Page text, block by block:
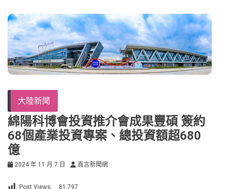
大陸新聞
綿陽科博會投資推介會成果豐碩 簽約
68個產業投資專案、總投資額超680
億
2024 年 11 月 7 日 真言新聞網
Post Views: 81,797